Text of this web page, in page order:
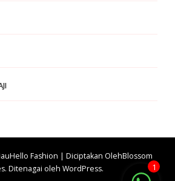
Hello Fashion | Diciptakan OlehBlossom
. Ditenagai oleh WordPress. 1